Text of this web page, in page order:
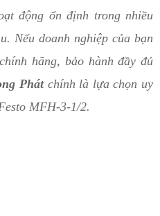
động ổn định trong nhiều
Nếu doanh nghiệp của bạn
hãng, bảo hành đầy đủ
Phátchính là lựa chọn uy
MFH-3-1/2.